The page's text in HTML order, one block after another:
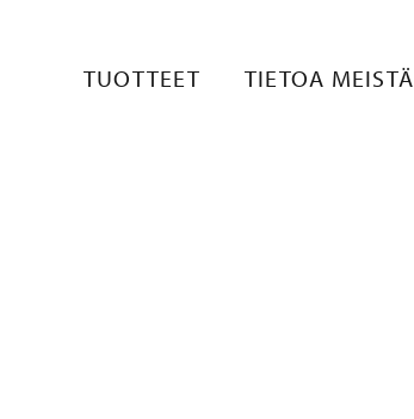
TUOTTEET TIETOA MEISTÄ
1